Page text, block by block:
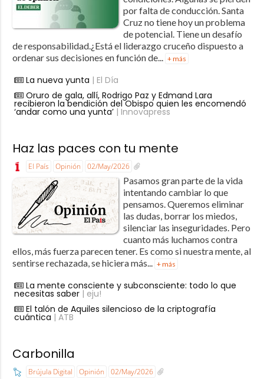
por falta de conducción. Santa
Cruz no tiene hoy un problema
de potencial. Tiene un desafío
de responsabilidad.¿Está el liderazgo cruceño dispuesto a
ordenar sus decisiones en función de... + más
La nueva yunta | El Día
Oruro de gala, allí, Rodrigo Paz y Edmand Lara
recibieron la bendición del Obispo quien les encomendó
‘andar como una yunta’| Innovapress
Haz las paces con tu mente
El País Opinión 02/May/2026
Pasamos gran parte de la vida
intentando cambiar lo que
pensamos. Queremos eliminar
las dudas, borrar los miedos,
silenciar las inseguridades. Pero
cuanto más luchamos contra
ellos, más fuerza parecen tener. Es como si nuestra mente, al
sentirse rechazada, se hiciera más... + más
La mente consciente y subconsciente: todo lo que
necesitas saber| eju!
El talón de Aquiles silencioso de la criptografía
cuántica | ATB
Carbonilla
Brújula Digital Opinión 02/May/2026